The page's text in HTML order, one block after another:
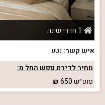
1 חדרי שינה
איש קשר: נטע
מחיר לדירת נופש החל מ:
סופ״ש650